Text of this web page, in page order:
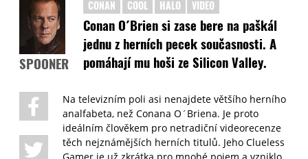
SPOONER
CONAN COOL HALO VIDEO
Conan O´Brien si zase bere na paškál
jednu z herních pecek současnosti. A
pomáhají mu hoši ze Silicon Valley.
Na televizním poli asi nenajdete většího herního
analfabeta, než Conana O´Briena. Je proto
ideálním člověkem pro netradiční videorecenze
těch nejznámějších herních titulů. Jeho Clueless